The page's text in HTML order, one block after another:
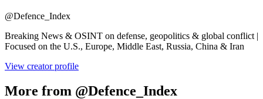
@Defence_Index
Breaking News & OSINT on defense, geopolitics & global conflict |
Focused on the U.S., Europe, Middle East, Russia, China & Iran
View creator profile
More from @Defence_Index